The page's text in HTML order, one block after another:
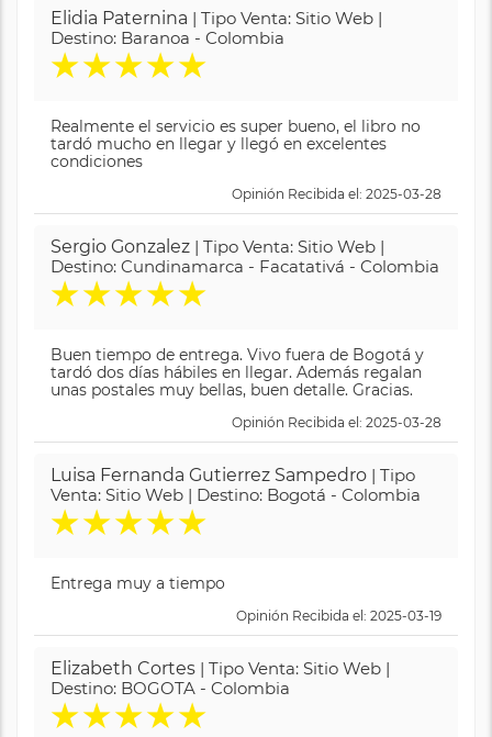
Elidia Paternina | Tipo Venta: Sitio Web |
Destino: Baranoa - Colombia
★★★★★
Realmente el servicio es super bueno, el libro no
tardó mucho en llegar y llegó en excelentes
condiciones
Opinión Recibida el: 2025-03-28
Sergio Gonzalez | Tipo Venta: Sitio Web |
Destino: Cundinamarca - Facatativá - Colombia
★★★★★
Buen tiempo de entrega. Vivo fuera de Bogotá y
tardó dos días hábiles en llegar. Además regalan
unas postales muy bellas, buen detalle. Gracias.
Opinión Recibida el: 2025-03-28
Luisa Fernanda Gutierrez Sampedro | Tipo
Venta: Sitio Web | Destino: Bogotá - Colombia
★★★★★
Entrega muy a tiempo
Opinión Recibida el: 2025-03-19
Elizabeth Cortes | Tipo Venta: Sitio Web |
Destino: BOGOTA - Colombia
★★★★★